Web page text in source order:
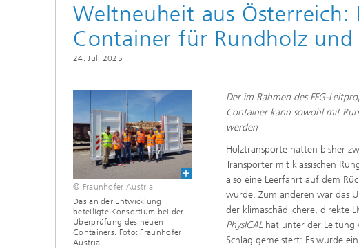
Weltneuheit aus
Container für Rundholz
24. Juli 2025
© Fraunhofer Austria
Das an der Entwicklung
beteiligte Konsortium bei der
Überprüfung des neuen
Containers. Foto: Fraunhofer
Austria
Der im Rahmen des FFG-
Container kann sowohl mit
werden
Holztransporte hatten bisher
Transporter mit klassischen
also eine Leerfahrt auf dem
wurde. Zum anderen war das
der klimaschädlichere, direkte
PhysICALhat unter der Leitung
Schlag gemeistert: Es wurde